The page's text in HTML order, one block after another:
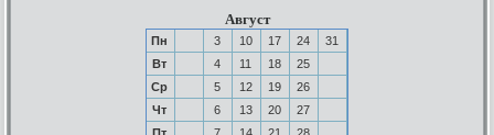
Август
Пн 3 10 17 24
31
Вт
4 11 18
25
Ср
5 12 19
26
Чт
6 13 20
27